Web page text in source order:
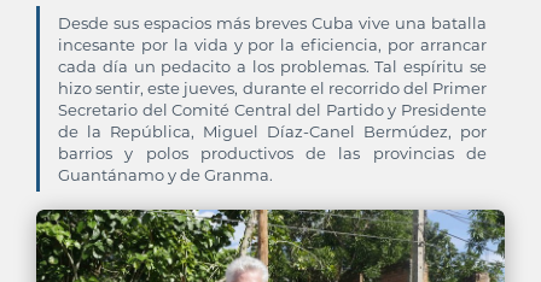
Desde sus espacios más breves Cuba vive una batalla
incesante por la vida y por la eficiencia, por arrancar
cada día un pedacito a los problemas. Tal espíritu se
hizo sentir, este jueves, durante el recorrido del Primer
Secretario del Comité Central del Partido y Presidente
de la República, Miguel Díaz-Canel Bermúdez, por
barrios y polos productivos de las provincias de
Guantánamo y de Granma.